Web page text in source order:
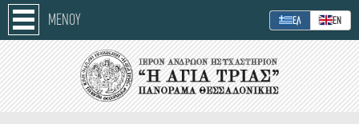
ΜΕΝΟΥ ΕΛ ΕΝ